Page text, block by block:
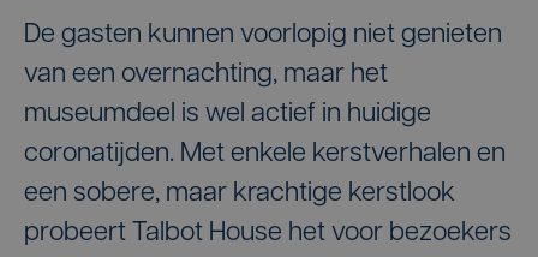
De gasten kunnen voorlopig niet genieten
van een overnachting, maar het
museumdeel is wel actief in huidige
coronatijden. Met enkele kerstverhalen en
een sobere, maar krachtige kerstlook
probeert Talbot House het voor bezoekers